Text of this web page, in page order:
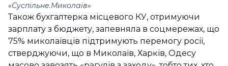
«Суспільне.Миколаїв»
Також бухгалтерка місцевого КУ, отримуючи
зарплату з бюджету, запевняла в соцмережах, що
75% миколаївців підтримують перемогу росії,
стверджуючи, що в Миколаїв, Харків, Одесу